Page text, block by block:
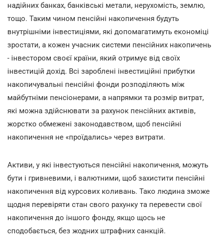
надійних банках, банківські метали, нерухомість, землю,
тощо. Таким чином пенсійні накопичення будуть
внутрішніми інвестиціями, які допомагатимуть економіці
зростати, а кожен учасник системи пенсійних накопичень
- інвестором своєї країни, який отримує від своїх
інвестицій дохід. Всі зароблені інвестиційні прибутки
накопичувальні пенсійні фонди розподіляють між
майбутніми пенсіонерами, а напрямки та розмір витрат,
які можна здійснювати за рахунок пенсійних активів,
жорстко обмежені законодавством, щоб пенсійні
накопичення не «проїдались» через витрати.
Активи, у які інвестуються пенсійні накопичення, можуть
бути і гривневими, і валютними, щоб захистити пенсійні
накопичення від курсових коливань. Тако людина зможе
щодня перевіряти стан свого рахунку та перевести свої
накопичення до іншого фонду, якщо щось не
сподобається, без жодних штрафних санкцій.